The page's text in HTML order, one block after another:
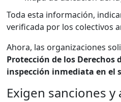
Toda esta información,
verificada por los colectivos
Ahora, las organizaciones
Protección de los Derechos
inspección inmediata en el
Exigen sanciones